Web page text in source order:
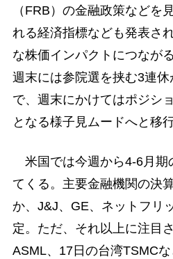
（FRB）の金融政策などを
れる経済指標なども発表さ
な株価インパクトにつなが
週末には参院選を挟む3連
で、週末にかけてはポジシ
となる様子見ムードへと移
米国では今週から4-6月期
てくる。主要金融機関の決
か、J&J、GE、ネットフリ
定。ただ、それ以上に注目
ASML、17日の台湾TSMC